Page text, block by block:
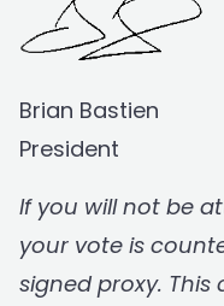
Brian Bastien
President
If you will not be
your vote is
signed proxy.